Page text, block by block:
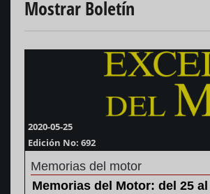
Mostrar Boletín
2020-05-25
Edición No: 692
Memorias del motor
Memorias del Motor: del 25